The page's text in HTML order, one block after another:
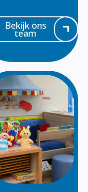
Bekijk ons
team